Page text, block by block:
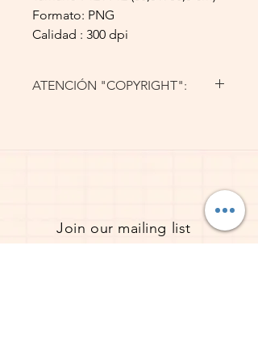
Formato: PNG
Calidad : 300 dpi
ATENCIÓN "COPYRIGHT":
tienes alguna pregunta o problema
Join our mailing list